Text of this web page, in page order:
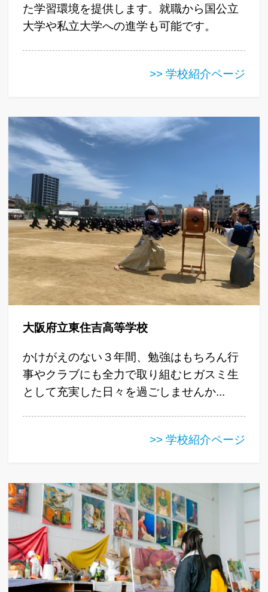
た学習環境を提供します。就職から国公立
大学や私立大学への進学も可能です。
>> 学校紹介ページ
大阪府立東住吉高等学校
かけがえのない３年間、勉強はもちろん行
事やクラブにも全力で取り組むヒガスミ生
として充実した日々を過ごしませんか...
>> 学校紹介ページ